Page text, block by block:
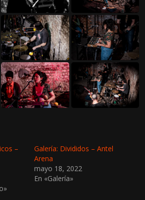
–
Galería: Divididos – Antel
Arena
mayo 18, 2022
En «Galería»